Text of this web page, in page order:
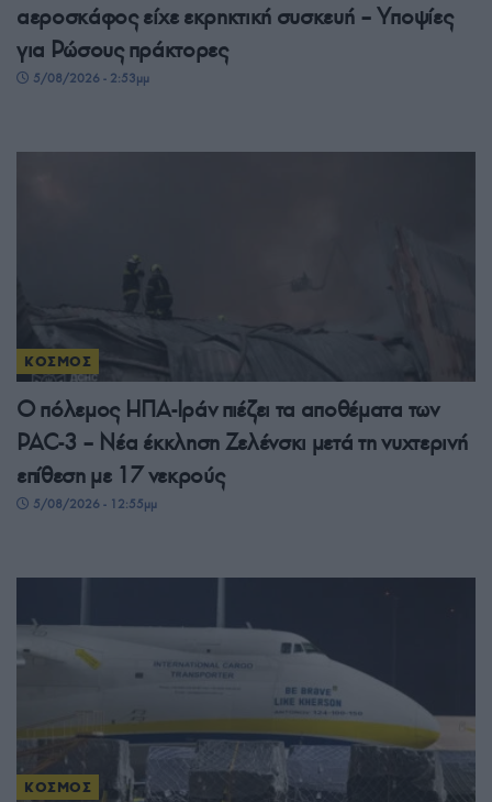
αεροσκάφος είχε εκρηκτική συσκευή – Υποψίες
για Ρώσους πράκτορες
5/08/2026 - 2:53μμ
ΚΟΣΜΟΣ
Ο πόλεμος ΗΠΑ-Ιράν πιέζει τα αποθέματα των
PAC-3 – Νέα έκκληση Ζελένσκι μετά τη νυχτερινή
επίθεση με 17 νεκρούς
5/08/2026 - 12:55μμ
ΚΟΣΜΟΣ